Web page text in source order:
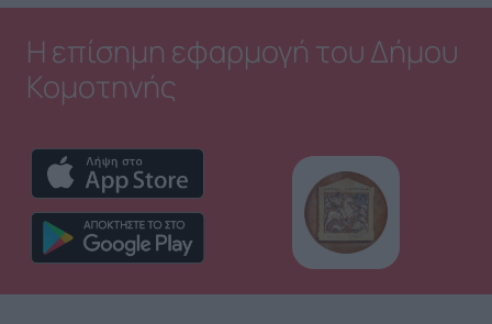
Η επίσημη εφαρμογή του Δήμου
Κομοτηνής